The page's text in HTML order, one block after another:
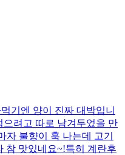
기엔 양이 진짜 대박입니
으려고 따로 남겨두었을 만
자 불향이 훅 나는데 고기
참 맛있네요~!특히 계란후